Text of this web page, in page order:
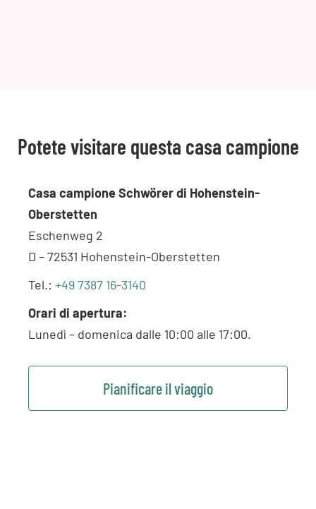
Potete visitare questa casa campione
Casa campione Schwörer di Hohenstein-
Oberstetten
Eschenweg 2
D – 72531 Hohenstein-Oberstetten
Tel.:+49 7387 16-3140
Orari di apertura:
Lunedì – domenica dalle 10:00 alle 17:00.
Pianificare il viaggio